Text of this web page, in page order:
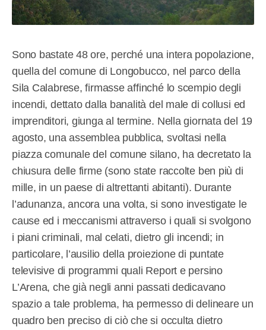
Sono bastate 48 ore, perché una intera popolazione,
quella del comune di Longobucco, nel parco della
Sila Calabrese, firmasse affinché lo scempio degli
incendi, dettato dalla banalità del male di collusi ed
imprenditori, giunga al termine. Nella giornata del 19
agosto, una assemblea pubblica, svoltasi nella
piazza comunale del comune silano, ha decretato la
chiusura delle firme (sono state raccolte ben più di
mille, in un paese di altrettanti abitanti). Durante
l’adunanza, ancora una volta, si sono investigate le
cause ed i meccanismi attraverso i quali si svolgono
i piani criminali, mal celati, dietro gli incendi; in
particolare, l’ausilio della proiezione di puntate
televisive di programmi quali Report e persino
L’Arena, che già negli anni passati dedicavano
spazio a tale problema, ha permesso di delineare un
quadro ben preciso di ciò che si occulta dietro